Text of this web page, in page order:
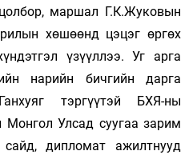
маршал Г.К.Жуковын
хөшөөнд цэцэг өргөх
үзүүллээ. Уг арга
нарийн бичгийн дарга
тэргүүтэй БХЯ-ны
Монгол Улсад суугаа зарим
дипломат ажилтнууд